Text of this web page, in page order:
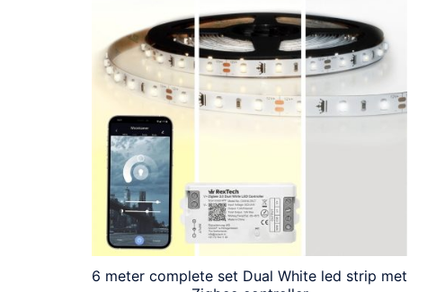
6 meter complete set Dual White led strip met